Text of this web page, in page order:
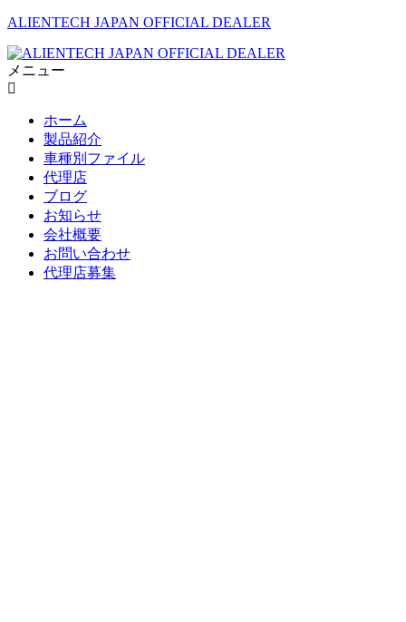
ALIENTECH JAPAN OFFICIAL DEALER
メニュー
ホーム
製品紹介
車種別ファイル
代理店
ブログ
お知らせ
会社概要
お問い合わせ
代理店募集